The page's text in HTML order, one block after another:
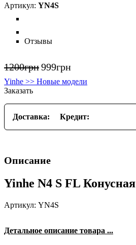
YN4S
Отзывы
1200грн999грн
Yinhe >> Новые модели
Заказать
Доставка: Кредит:
Описание
Yinhe N4 S FL Конусная
Артикул: YN4S
Детальное описание товара ...